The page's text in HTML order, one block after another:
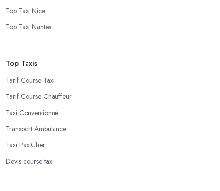
Top Taxi Nice
Top Taxi Nantes
Top Taxis
Tarif Course Taxi
Tarif Course Chauffeur
Taxi Conventionné
Transport Ambulance
Taxi Pas Cher
Devis course taxi